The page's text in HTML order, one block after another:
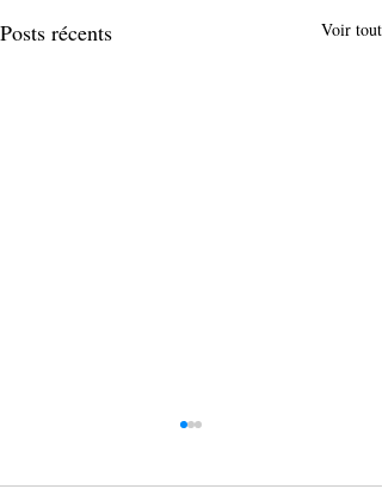
Posts récents Voir tout